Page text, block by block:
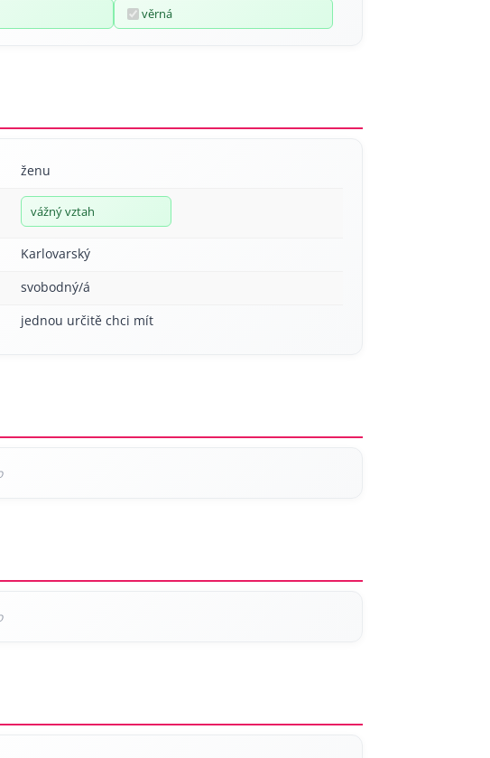
věrná
ženu
vážný vztah
Karlovarský
svobodný/á
jednou určitě chci mít